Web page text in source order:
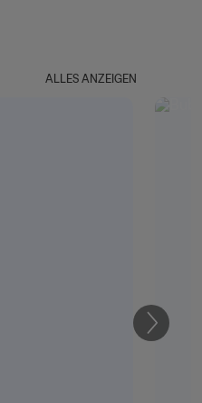
ALLES ANZEIGEN
Weiter